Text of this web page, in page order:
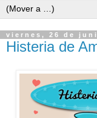
viernes, 26 de
Histeria de